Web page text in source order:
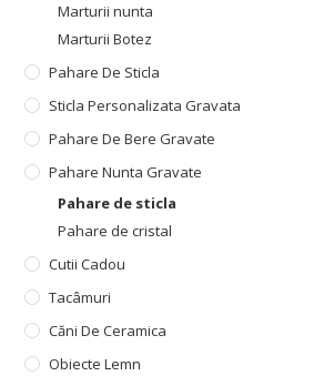
Marturii nunta
Marturii Botez
Pahare De Sticla
Sticla Personalizata Gravata
Pahare De Bere Gravate
Pahare Nunta Gravate
Pahare de sticla
Pahare de cristal
Cutii Cadou
Tacâmuri
Căni De Ceramica
Obiecte Lemn